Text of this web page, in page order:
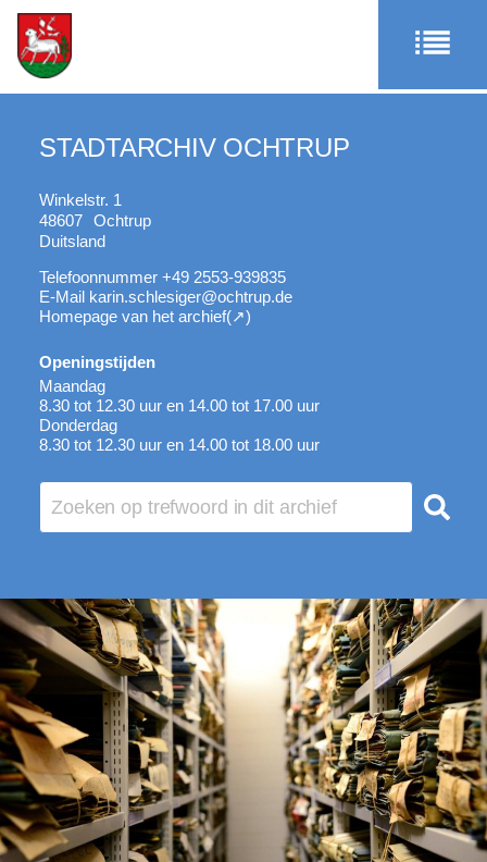
STADTARCHIV OCHTRUP
Winkelstr. 1
48607 Ochtrup
Duitsland
Telefoonnummer +49 2553-939835
E-Mail karin.schlesiger@ochtrup.de
Homepage van het archief
Openingstijden
Maandag
8.30 tot 12.30 uur en 14.00 tot 17.00 uur
Donderdag
8.30 tot 12.30 uur en 14.00 tot 18.00 uur